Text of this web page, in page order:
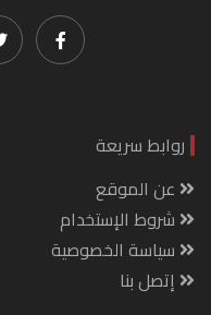
روابط سريعة
عن الموقع
شروط الإستخدام
سياسة الخصوصية
إتصل بنا